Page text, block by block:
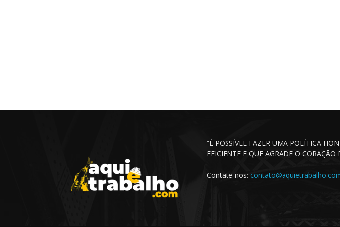
“É POSSÍVEL FAZER UMA POLÍTICA
EFICIENTE E QUE AGRADE O CORAÇÃO
Contate-nos: